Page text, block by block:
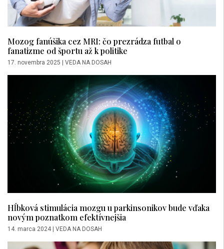
Mozog fanúšika cez MRI: čo prezrádza futbal o
fanatizme od športu až k politike
17. novembra 2025 VEDA NA DOSAH
Hĺbková stimulácia mozgu u parkinsonikov bude vďaka
novým poznatkom efektívnejšia
14. marca 2024 VEDA NA DOSAH